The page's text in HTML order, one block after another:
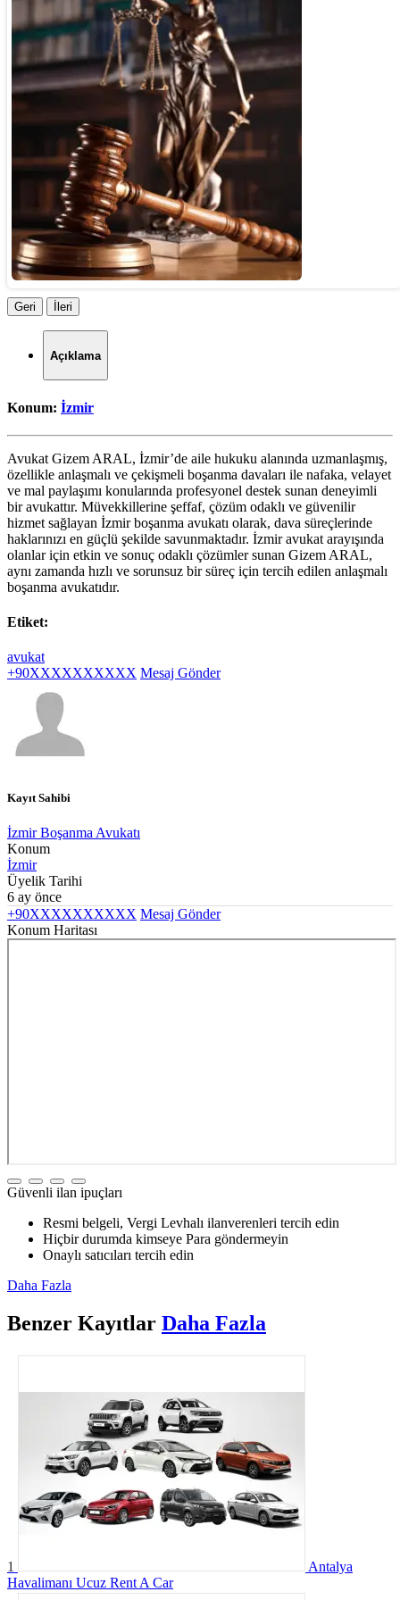
Geri İleri
Açıklama
Konum: İzmir
Avukat Gizem ARAL, İzmir’de aile hukuku alanında uzmanlaşmış,
özellikle anlaşmalı ve çekişmeli boşanma davaları ile nafaka, velayet
ve mal paylaşımı konularında profesyonel destek sunan deneyimli
bir avukattır. Müvekkillerine şeffaf, çözüm odaklı ve güvenilir
hizmet sağlayan İzmir boşanma avukatı olarak, dava süreçlerinde
haklarınızı en güçlü şekilde savunmaktadır. İzmir avukat arayışında
olanlar için etkin ve sonuç odaklı çözümler sunan Gizem ARAL,
aynı zamanda hızlı ve sorunsuz bir süreç için tercih edilen anlaşmalı
boşanma avukatıdır.
Etiket:
avukat
+90XXXXXXXXXX Mesaj Gönder
Kayıt Sahibi
İzmir Boşanma Avukatı
Konum
İzmir
Üyelik Tarihi
6 ay önce
+90XXXXXXXXXX Mesaj Gönder
Konum Haritası
Güvenli ilan ipuçları
Resmi belgeli, Vergi Levhalı ilanverenleri tercih edin
Hiçbir durumda kimseye Para göndermeyin
Onaylı satıcıları tercih edin
Daha Fazla
Benzer Kayıtlar Daha Fazla
1
Antalya
Havalimanı Ucuz Rent A Car